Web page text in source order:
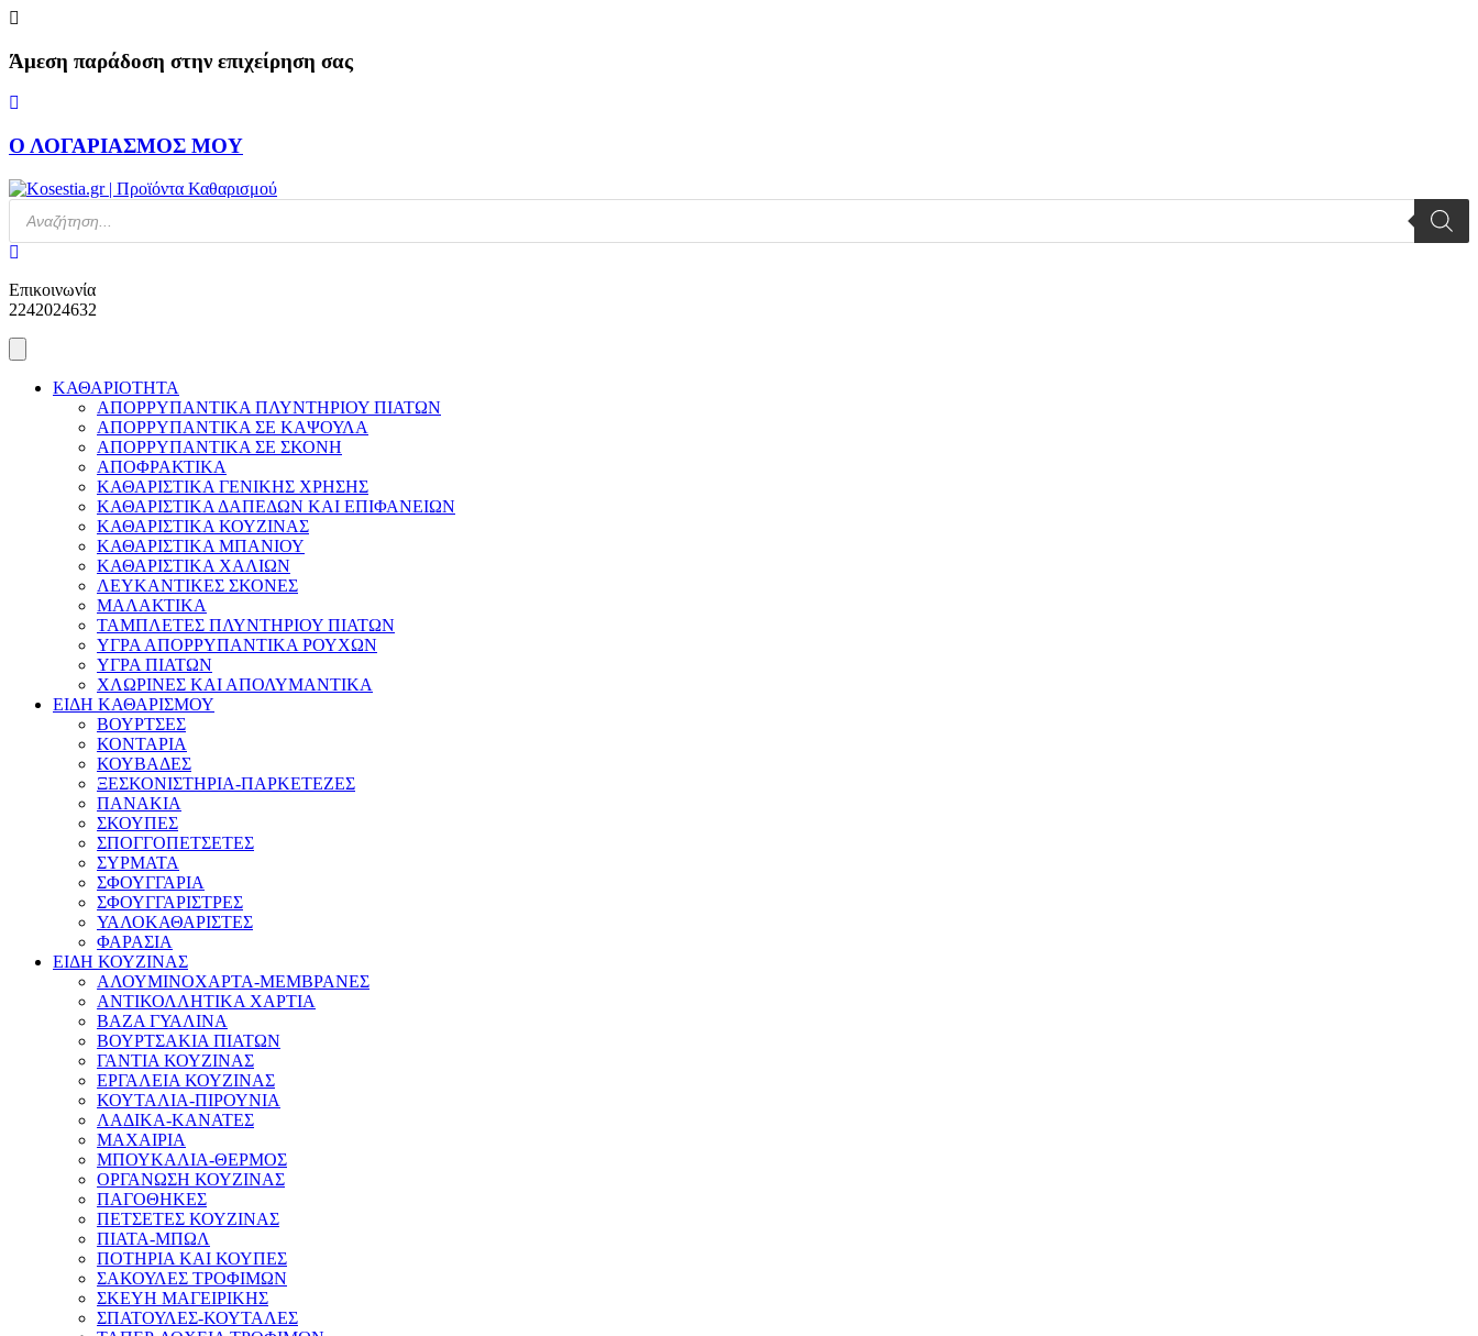
Skip
content
Άμεση παράδοση στην επιχείρηση σας
Ο ΛΟΓΑΡΙΑΣΜΟΣ ΜΟΥ
Products
search
Επικοινωνία
2242024632
ΚΑΘΑΡΙΟΤΗΤΑ
ΑΠΟΡΡΥΠΑΝΤΙΚΑ ΠΛΥΝΤΗΡΙΟΥ ΠΙΑΤΩΝ
ΑΠΟΡΡΥΠΑΝΤΙΚΑ ΣΕ ΚΑΨΟΥΛΑ
ΑΠΟΡΡΥΠΑΝΤΙΚΑ ΣΕ ΣΚΟΝΗ
ΑΠΟΦΡΑΚΤΙΚΑ
ΚΑΘΑΡΙΣΤΙΚΑ ΓΕΝΙΚΗΣ ΧΡΗΣΗΣ
ΚΑΘΑΡΙΣΤΙΚΑ ΔΑΠΕΔΩΝ ΚΑΙ ΕΠΙΦΑΝΕΙΩΝ
ΚΑΘΑΡΙΣΤΙΚΑ ΚΟΥΖΙΝΑΣ
ΚΑΘΑΡΙΣΤΙΚΑ ΜΠΑΝΙΟΥ
ΚΑΘΑΡΙΣΤΙΚΑ ΧΑΛΙΩΝ
ΛΕΥΚΑΝΤΙΚΕΣ ΣΚΟΝΕΣ
ΜΑΛΑΚΤΙΚΑ
ΤΑΜΠΛΕΤΕΣ ΠΛΥΝΤΗΡΙΟΥ ΠΙΑΤΩΝ
ΥΓΡΑ ΑΠΟΡΡΥΠΑΝΤΙΚΑ ΡΟΥΧΩΝ
ΥΓΡΑ ΠΙΑΤΩΝ
ΧΛΩΡΙΝΕΣ ΚΑΙ ΑΠΟΛΥΜΑΝΤΙΚΑ
ΕΙΔΗ ΚΑΘΑΡΙΣΜΟΥ
ΒΟΥΡΤΣΕΣ
ΚΟΝΤΑΡΙΑ
ΚΟΥΒΑΔΕΣ
ΞΕΣΚΟΝΙΣΤΗΡΙΑ-ΠΑΡΚΕΤΕΖΕΣ
ΠΑΝΑΚΙΑ
ΣΚΟΥΠΕΣ
ΣΠΟΓΓΟΠΕΤΣΕΤΕΣ
ΣΥΡΜΑΤΑ
ΣΦΟΥΓΓΑΡΙΑ
ΣΦΟΥΓΓΑΡΙΣΤΡΕΣ
ΥΑΛΟΚΑΘΑΡΙΣΤΕΣ
ΦΑΡΑΣΙΑ
ΕΙΔΗ ΚΟΥΖΙΝΑΣ
ΑΛΟΥΜΙΝΟΧΑΡΤΑ-ΜΕΜΒΡΑΝΕΣ
ΑΝΤΙΚΟΛΛΗΤΙΚΑ ΧΑΡΤΙΑ
ΒΑΖΑ ΓΥΑΛΙΝΑ
ΒΟΥΡΤΣΑΚΙΑ ΠΙΑΤΩΝ
ΓΑΝΤΙΑ ΚΟΥΖΙΝΑΣ
ΕΡΓΑΛΕΙΑ ΚΟΥΖΙΝΑΣ
ΚΟΥΤΑΛΙΑ-ΠΙΡΟΥΝΙΑ
ΛΑΔΙΚΑ-ΚΑΝΑΤΕΣ
ΜΑΧΑΙΡΙΑ
ΜΠΟΥΚΑΛΙΑ-ΘΕΡΜΟΣ
ΟΡΓΑΝΩΣΗ ΚΟΥΖΙΝΑΣ
ΠΑΓΟΘΗΚΕΣ
ΠΕΤΣΕΤΕΣ ΚΟΥΖΙΝΑΣ
ΠΙΑΤΑ-ΜΠΩΛ
ΠΟΤΗΡΙΑ ΚΑΙ ΚΟΥΠΕΣ
ΣΑΚΟΥΛΕΣ ΤΡΟΦΙΜΩΝ
ΣΚΕΥΗ ΜΑΓΕΙΡΙΚΗΣ
ΣΠΑΤΟΥΛΕΣ-ΚΟΥΤΑΛΕΣ